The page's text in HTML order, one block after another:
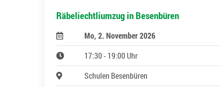
Räbeliechtliumzug in Besenbüren
Mo, 2. November 2026
17:30 - 19:00 Uhr
Schulen Besenbüren